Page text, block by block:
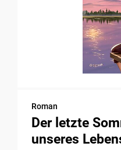
Roman
Der letzte
unseres